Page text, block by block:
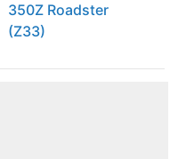
350Z Roadster
(Z33)